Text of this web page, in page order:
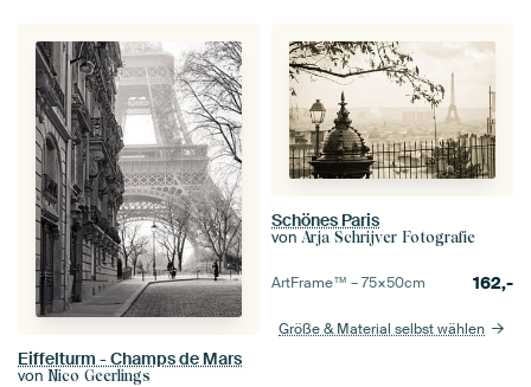
Eiffelturm - Champs de Mars
von Nico Geerlings
Schönes Paris
von Arja Schrijver Fotografie
ArtFrame™ –75×50cm 162,-
Größe & Material selbst wählen